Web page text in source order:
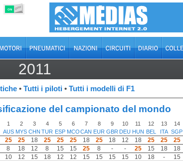
ON OFF
2011
• Tutti i piloti• Tutti i modelli di F1
del campionato del mondo
1
AUS
2
MYS
3
CHN
4
TUR
5
ESP
6
MCO
7
CAN
8
EUR
9
GBR
10
DEU
11
HUN
12
BEL
13
ITA
14
SGP
25 25 18 25 25 25 18 25 18 12 18 25 25 25
8 18 12 8 15 15 25 8 - - 25 15 18 18
10 12 15 18 12 12 15 15 15 15 10 18 - 15